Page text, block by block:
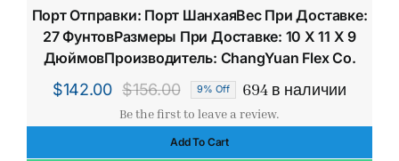
Порт Отправки: Порт ШанхаяВес При Доставке:
27 ФунтовРазмеры При Доставке: 10 X 11 X 9
ДюймовПроизводитель: ChangYuan Flex Co.
$156.00
Первоначальная
цена
составляла
$142.00
Текущая
цена:
$142.00.
9% Off 694 в наличии
Be the first to leave a review.
Add To Cart